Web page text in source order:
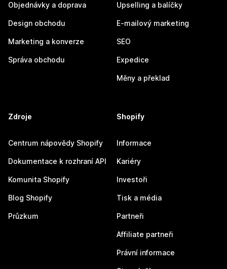
Objednávky a doprava
Design obchodu
Marketing a konverze
Správa obchodu
Upselling a balíčky
E-mailový marketing
SEO
Expedice
Měny a překlad
Zdroje
Centrum nápovědy Shopify
Dokumentace k rozhraní API
Komunita Shopify
Blog Shopify
Průzkum
Shopify
Informace
Kariéry
Investoři
Tisk a média
Partneři
Affiliate partneři
Právní informace